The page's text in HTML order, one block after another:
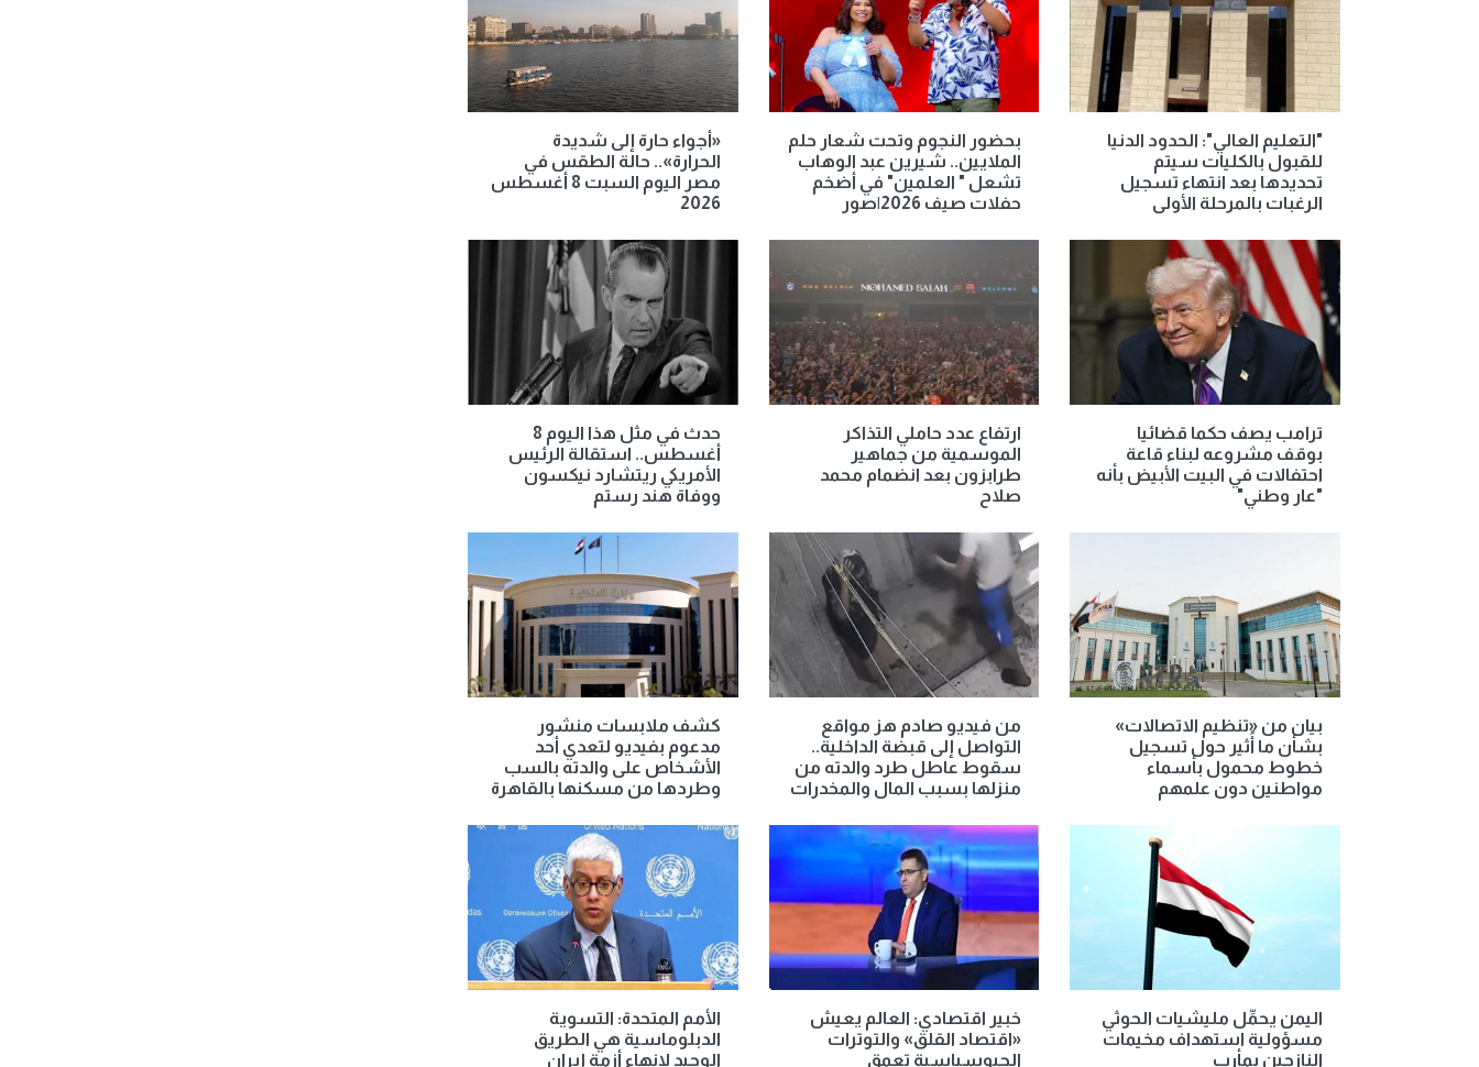
"التعليم العالي": الحدود الدنيا
للقبول بالكليات سيتم
تحديدها بعد انتهاء تسجيل
الرغبات بالمرحلة الأولى
بحضور النجوم وتحت شعار حلم
الملايين.. شيرين عبد الوهاب
تشعل " العلمين" في أضخم
حفلات صيف 2026|صور
«أجواء حارة إلى شديدة
الحرارة».. حالة الطقس في
مصر اليوم السبت 8 أغسطس
2026
ترامب يصف حكما قضائيا
بوقف مشروعه لبناء قاعة
احتفالات في البيت الأبيض بأنه
"عار وطني"
ارتفاع عدد حاملي التذاكر
الموسمية من جماهير
طرابزون بعد انضمام محمد
صلاح
حدث في مثل هذا اليوم 8
أغسطس.. استقالة الرئيس
الأمريكي ريتشارد نيكسون
ووفاة هند رستم
بيان من «تنظيم الاتصالات»
بشأن ما أُثير حول تسجيل
خطوط محمول بأسماء
مواطنين دون علمهم
من فيديو صادم هز مواقع
التواصل إلى قبضة الداخلية..
سقوط عاطل طرد والدته من
منزلها بسبب المال والمخدرات
كشف ملابسات منشور
مدعوم بفيديو لتعدي أحد
الأشخاص على والدته بالسب
وطردها من مسكنها بالقاهرة
اليمن يحمِّل مليشيات الحوثي
مسؤولية استهداف مخيمات
النازحين بمأرب
خبير اقتصادي: العالم يعيش
«اقتصاد القلق» والتوترات
الجيوسياسية تعمق
الأمم المتحدة: التسوية
الدبلوماسية هي الطريق
الوحيد لإنهاء أزمة إيران